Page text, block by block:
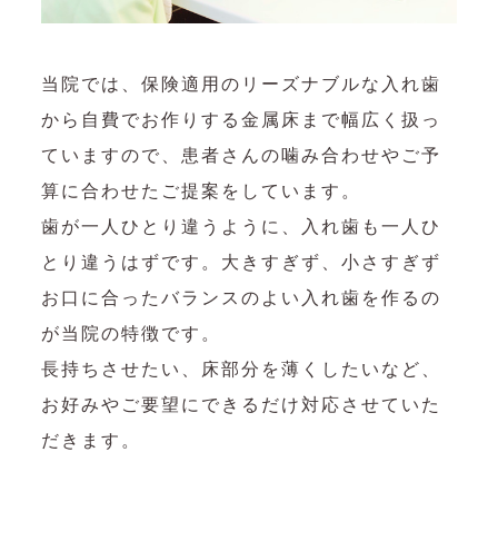
当院では、保険適用のリーズナブルな入れ歯
から自費でお作りする金属床まで幅広く扱っ
ていますので、患者さんの噛み合わせやご予
算に合わせたご提案をしています。
歯が一人ひとり違うように、入れ歯も一人ひ
とり違うはずです。大きすぎず、小さすぎず
お口に合ったバランスのよい入れ歯を作るの
が当院の特徴です。
長持ちさせたい、床部分を薄くしたいなど、
お好みやご要望にできるだけ対応させていた
だきます。